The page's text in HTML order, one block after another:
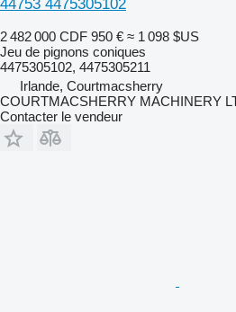
44753 4475305102
2 482 000 CDF 950 € ≈ 1 098 $US
Jeu de pignons coniques
4475305102, 4475305211
Irlande, Courtmacsherry
COURTMACSHERRY MACHINERY
Contacter le vendeur